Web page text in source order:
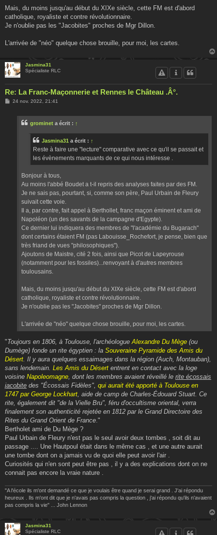
Mais, du moins jusqu'au début du XIXe siècle, cette FM est d'abord
catholique, royaliste et contre révolutionnaire.
Je n'oublie pas les "Jacobites" proches de Mgr Dillon.
L'arrivée de "néo" quelque chose brouille, pour moi, les cartes.
Jasmina31
Spécialiste RLC
Re: La Franc-Maçonnerie et Rennes le Château .Â°.
M24 nov. 2022, 21:41
grominet a écrit : ↑
Jasmina31 a écrit : ↑
Reste à faire une "lecture" comparative avec ce qu'il se passait et
les évènements marquants de ce qui nous intéresse .
Bonjour à tous,
Au moins l'abbé Boudet a t-il repris des analyses faites par des FM.
Je ne sais pas, pourtant, si, comme son père, Paul Urbain de Fleury
suivait cette voie.
Il a, par contre, fait appel à Berthollet, franc maçon éminent et ami de
Napoléon (un des savants de la campagne d'Egypte).
Ce dernier lui indiquera des membres de "l'académie du Bugarach"
dont certains étaient FM (pas Labouisse_Rochefort, je pense, bien que
très friand de vues "philosophiques").
Ajoutons de Maistre, cité 2 fois, ainsi que Picot de Lapeyrouse
(notamment pour les fossiles)...renvoyant à d'autres membres
toulousains.
Mais, du moins jusqu'au début du XIXe siècle, cette FM est d'abord
catholique, royaliste et contre révolutionnaire.
Je n'oublie pas les "Jacobites" proches de Mgr Dillon.
L'arrivée de "néo" quelque chose brouille, pour moi, les cartes.
"Toujours en 1806, à Toulouse, l'archéologue Alexandre Du Mège (ou
Dumège) fonde un rite égyptien : la Souveraine Pyramide des Amis du
Désert . Il y aura quelques essaimages dans la région (Auch, Montauban),
sans lendemain. Les Amis du Désert entrent en contact avec la loge
voisine Napoleomagne , dont les membres avaient réveillé le rite écossais
jacobite des "Écossais Fidèles", qui aurait été apporté à Toulouse en
1747 par George Lockhart , aide de camp de Charles-Édouard Stuart. Ce
rite, également dit "de la Vielle Bru", féru d'occultisme oriental, verra
finalement son authenticité rejetée en 1812 par le Grand Directoire des
Rites du Grand Orient de France ."
Bertholet ami de Du Mège ?
Paul Urbain de Fleury n'est pas le seul avoir deux tombes , soit dit au
passage .... Une Hautpoul était dans le même cas , et une autre aurait
une tombe dont on a jamais vu de quoi elle peut avoir l'air .
Curiosités qui n'en sont peut être pas , il y a des explications dont on ne
connait pas encore la vraie nature .
"A l'école ils m'ont demandé ce que je voulais être quand je serai grand . J'ai répondu
heureux . Ils m'ont dit que je n'avais pas compris la question , j'ai répondu qu'ils n'avaient
pas compris la vie" ... John Lennon
Jasmina31
Spécialiste RLC